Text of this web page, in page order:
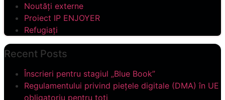
Noutăți externe
Proiect IP ENJOYER
Refugiați
Recent Posts
Înscrieri pentru stagiul „Blue Book”
Regulamentului privind piețele digitale (DMA) în UE
obligatoriu pentru toți